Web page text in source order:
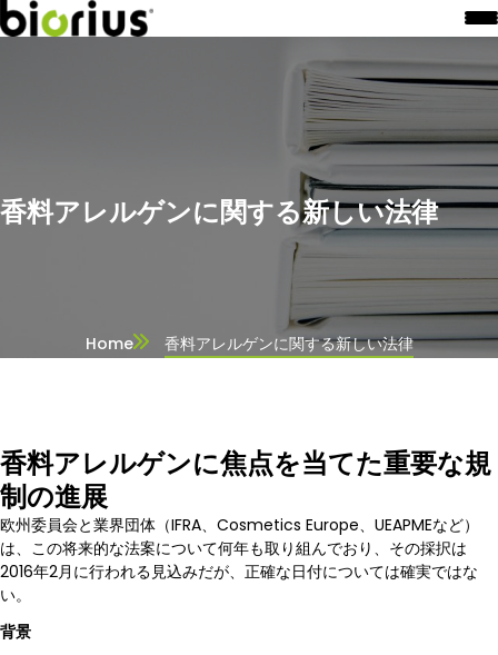
香料アレルゲンに関する新しい法律
Home 香料アレルゲンに関する新しい法律
香料アレルゲンに焦点を当てた重要な規
制の進展
欧州委員会と業界団体（IFRA、Cosmetics Europe、UEAPMEなど）
は、この将来的な法案について何年も取り組んでおり、その採択は
2016年2月に行われる見込みだが、正確な日付については確実ではな
い。
背景